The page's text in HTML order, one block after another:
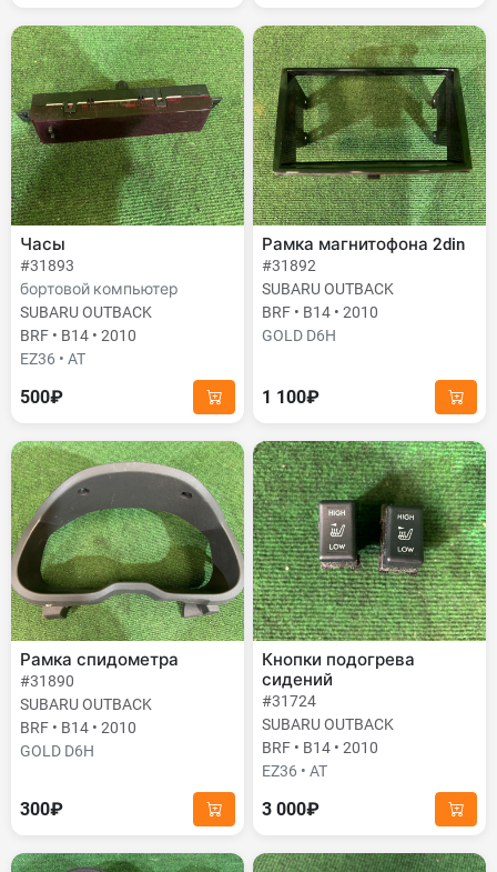
Часы
#31893
бортовой компьютер
SUBARU OUTBACK
BRF • B14 • 2010
EZ36 • AT
500₽
Рамка магнитофона 2din
#31892
SUBARU OUTBACK
BRF • B14 • 2010
GOLD D6H
1 100₽
Рамка спидометра
#31890
SUBARU OUTBACK
BRF • B14 • 2010
GOLD D6H
300₽
Кнопки подогрева
сидений
#31724
SUBARU OUTBACK
BRF • B14 • 2010
EZ36 • AT
3 000₽